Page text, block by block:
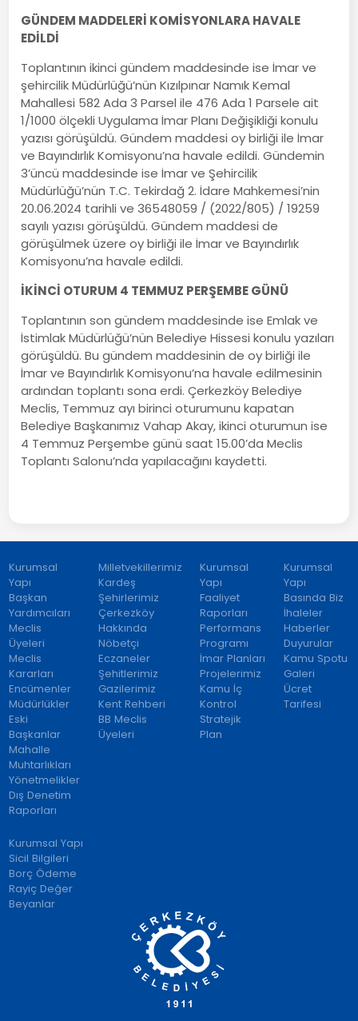
GÜNDEM MADDELERİ KOMİSYONLARA HAVALE
EDİLDİ
Toplantının ikinci gündem maddesinde ise İmar ve
şehircilik Müdürlüğü’nün Kızılpınar Namık Kemal
Mahallesi 582 Ada 3 Parsel ile 476 Ada 1 Parsele ait
1/1000 ölçekli Uygulama İmar Planı Değişikliği konulu
yazısı görüşüldü. Gündem maddesi oy birliği ile İmar
ve Bayındırlık Komisyonu’na havale edildi. Gündemin
3’üncü maddesinde ise İmar ve Şehircilik
Müdürlüğü’nün T.C. Tekirdağ 2. İdare Mahkemesi’nin
20.06.2024 tarihli ve 36548059 / (2022/805) / 19259
sayılı yazısı görüşüldü. Gündem maddesi de
görüşülmek üzere oy birliği ile İmar ve Bayındırlık
Komisyonu’na havale edildi.
İKİNCİ OTURUM 4 TEMMUZ PERŞEMBE GÜNÜ
Toplantının son gündem maddesinde ise Emlak ve
İstimlak Müdürlüğü’nün Belediye Hissesi konulu yazıları
görüşüldü. Bu gündem maddesinin de oy birliği ile
İmar ve Bayındırlık Komisyonu’na havale edilmesinin
ardından toplantı sona erdi. Çerkezköy Belediye
Meclis, Temmuz ayı birinci oturumunu kapatan
Belediye Başkanımız Vahap Akay, ikinci oturumun ise
4 Temmuz Perşembe günü saat 15.00’da Meclis
Toplantı Salonu’nda yapılacağını kaydetti.
Kurumsal
Yapı
Başkan
Yardımcıları
Meclis
Üyeleri
Meclis
Kararları
Encümenler
Müdürlükler
Eski
Başkanlar
Mahalle
Muhtarlıkları
Yönetmelikler
Dış Denetim
Raporları
Milletvekillerimiz
Kardeş
Şehirlerimiz
Çerkezköy
Hakkında
Nöbetçi
Eczaneler
Şehitlerimiz
Gazilerimiz
Kent Rehberi
BB Meclis
Üyeleri
Kurumsal
Yapı
Faaliyet
Raporları
Performans
Programı
İmar Planları
Projelerimiz
Kamu İç
Kontrol
Stratejik
Plan
Kurumsal
Yapı
Basında Biz
İhaleler
Haberler
Duyurular
Kamu Spotu
Galeri
Ücret
Tarifesi
Kurumsal Yapı
Sicil Bilgileri
Borç Ödeme
Rayiç Değer
Beyanlar